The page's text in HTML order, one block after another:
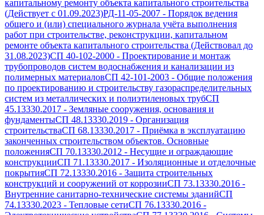
капитальному ремонту объекта капитального строительства
(Действует с 01.09.2023)РД-11-05-2007 - Порядок ведения
общего и (или) специального журнала учёта выполнения
работ при строительстве, реконструкции, капитальном
ремонте объекта капитального строительства (Действовал до
31.08.2023)СП 40-102-2000 - Проектирование и монтаж
трубопроводов систем водоснабжения и канализации из
полимерных материаловСП 42-101-2003 - Общие положения
по проектированию и строительству газораспределительных
систем из металлических и полиэтиленовых трубСП
45.13330.2017 - Земляные сооружения, основания и
фундаментыСП 48.13330.2019 - Организация
строительстваСП 68.13330.2017 - Приёмка в эксплуатацию
законченных строительством объектов. Основные
положенияСП 70.13330.2012 - Несущие и ограждающие
конструкцииСП 71.13330.2017 - Изоляционные и отделочные
покрытияСП 72.13330.2016 - Защита строительных
конструкций и сооружений от коррозииСП 73.13330.2016 -
Внутренние санитарно-технические системы зданийСП
74.13330.2023 - Тепловые сетиСП 76.13330.2016 -